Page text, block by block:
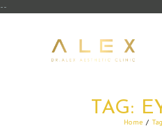
--
TAG:
Home